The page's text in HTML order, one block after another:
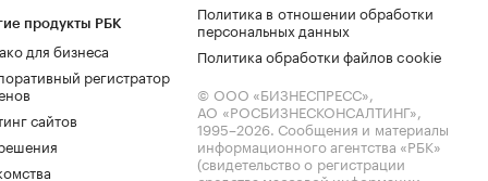
продукты РБК
для бизнеса
регистратор
сайтов
Политика в отношении обработки
персональных данных
Политика обработки файлов cookie
© ООО «БИЗНЕСПРЕСС»,
АО «РОСБИЗНЕСКОНСАЛТИНГ»,
1995–2026. Сообщения и материалы
информационного агентства «РБК»
(свидетельство о регистрации